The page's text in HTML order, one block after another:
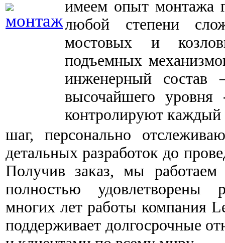
имеем опыт монтажа
любой степени
мостовых и
подъемных
инженерный состав
высочайшего
контролируют каждый
шаг, персонально
детальных разработок до
Получив заказ, мы
полностью удовлетворены
многих лет работы компания
поддерживает долгосрочные